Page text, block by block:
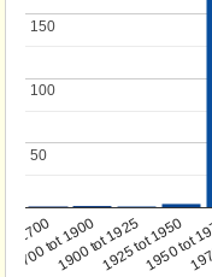
1700
1700 tot 1900
1900 tot 19251925 tot 1950
1950 tot
50
50
100
100
150
150